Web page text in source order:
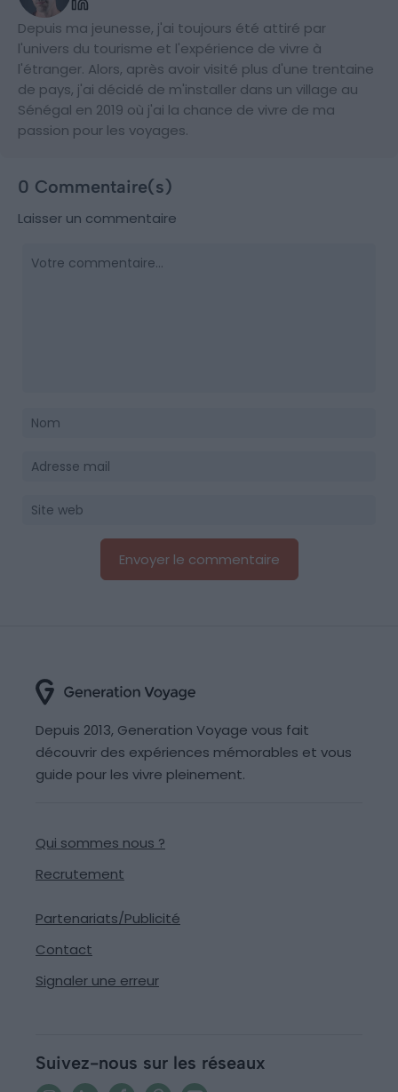
Depuis ma jeunesse, j'ai toujours été attiré par
l'univers du tourisme et l'expérience de vivre à
l'étranger. Alors, après avoir visité plus d'une trentaine
de pays, j'ai décidé de m'installer dans un village au
Sénégal en 2019 où j'ai la chance de vivre de ma
passion pour les voyages.
0 Commentaire(s)
Laisser un commentaire
Depuis 2013, Generation Voyage vous fait
découvrir des expériences mémorables et vous
guide pour les vivre pleinement.
Qui sommes nous ?
Recrutement
Partenariats/Publicité
Contact
Signaler une erreur
Suivez-nous sur les réseaux